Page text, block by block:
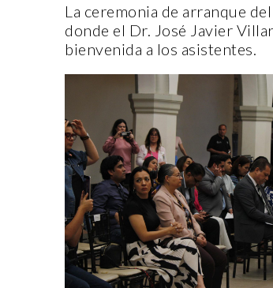
La ceremonia de arranque
donde el Dr. José Javier
bienvenida a los asistentes.
CANTERA